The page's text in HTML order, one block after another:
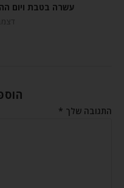
עשרה בטבת ויום
דצמבר
התגובה שלך *